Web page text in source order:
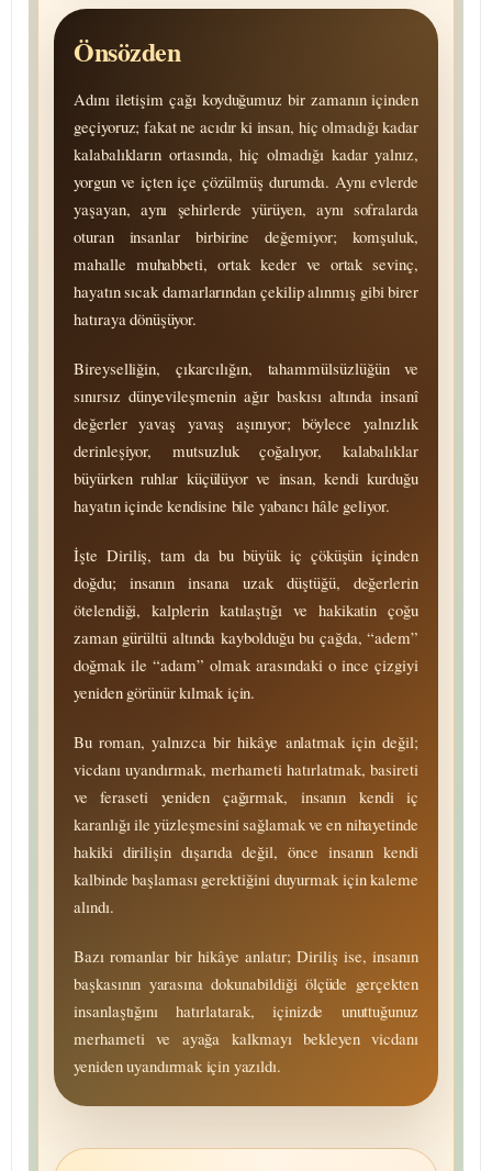
Önsözden
Adını iletişim çağı koyduğumuz bir zamanın içinden
geçiyoruz; fakat ne acıdır ki insan, hiç olmadığı kadar
kala­balıkların ortasında, hiç olmadığı kadar yalnız,
yorgun ve içten içe çözülmüş durumda. Aynı evlerde
yaşayan, aynı şehirlerde yürüyen, aynı sofralarda
oturan insanlar birbirine değemiyor; komşuluk,
mahalle muhab­beti, ortak keder ve ortak sevinç,
hayatın sıcak damarlarından çekilip alınmış gibi birer
hatıraya dönüşüyor.
Birey­selliğin, çıkar­cılığın, taham­mülsüzlüğün ve
sınırsız dünyevi­leşmenin ağır baskısı altında insanî
değerler yavaş yavaş aşınıyor; böylece yalnızlık
derinleşiyor, mutsuzluk çoğalıyor, kala­balıklar
büyürken ruhlar küçülüyor ve insan, kendi kurduğu
hayatın içinde kendisine bile yabancı hâle geliyor.
İşte Diriliş, tam da bu büyük iç çöküşün içinden
doğdu; insanın insana uzak düştüğü, değerlerin
ötelendiği, kalplerin katılaştığı ve hakikatin çoğu
zaman gürültü altında kaybolduğu bu çağda, “adem”
doğmak ile “adam” olmak arasındaki o ince çizgiyi
yeniden görünür kılmak için.
Bu roman, yalnızca bir hikâye anlatmak için değil;
vicdanı uyandırmak, merhameti hatırlatmak, basireti
ve feraseti yeniden çağırmak, insanın kendi iç
karanlığı ile yüzleşmesini sağlamak ve en nihayetinde
hakiki dirilişin dışarıda değil, önce insanın kendi
kalbinde başlaması gerektiğini duyurmak için kaleme
alındı.
Bazı romanlar bir hikâye anlatır; Diriliş ise, insanın
başkasının yarasına dokuna­bildiği ölçüde gerçekten
insan­laştığını hatırlatarak, içinizde unuttuğunuz
merhameti ve ayağa kalkmayı bekleyen vicdanı
yeniden uyandırmak için yazıldı.